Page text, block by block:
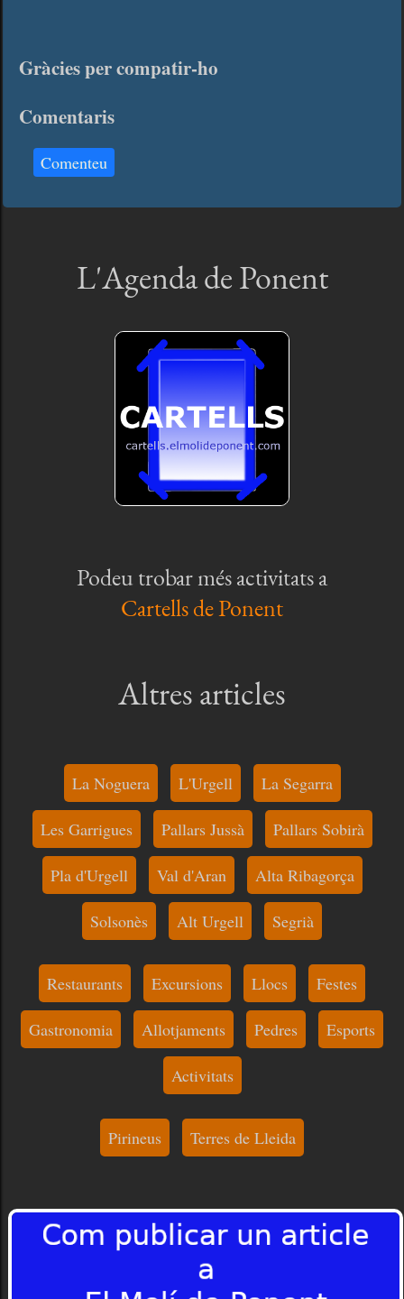
Gràcies per compatir-ho
Comentaris
Comenteu
L'Agenda de Ponent
Podeu trobar més activitats a
Cartells de Ponent
Altres articles
La Noguera L'Urgell La Segarra
Les Garrigues Pallars Jussà Pallars Sobirà
Pla d'Urgell Val d'Aran Alta Ribagorça
Solsonès Alt Urgell Segrià
Restaurants Excursions Llocs Festes
Gastronomia Allotjaments Pedres Esports
Activitats
Pirineus Terres de Lleida